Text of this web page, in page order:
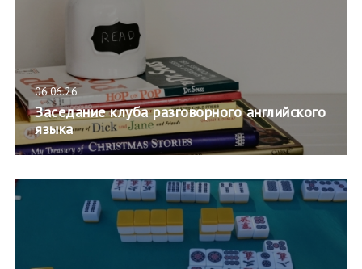
06.06.26
Заседание клуба разговорного английского
языка